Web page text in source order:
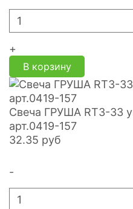
+
В корзину
Свеча ГРУША RT3-33
арт.0419-157
32.35 руб
-